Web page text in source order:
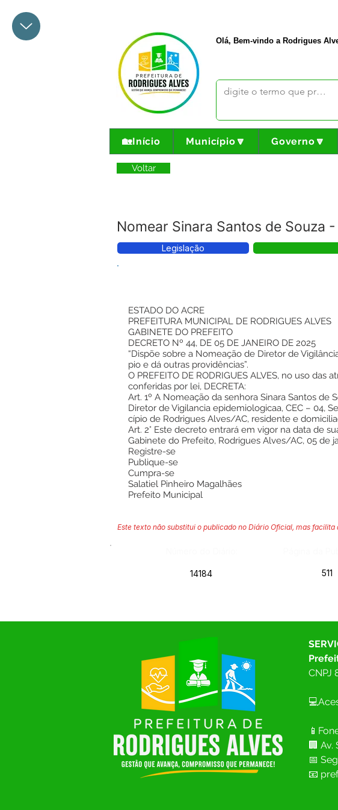
Olá, Bem-vindo a Rodrigues
🏡Início Município🔽 Governo🔽
Voltar
Nomear Sinara Santos de Souza
Legislação
ESTADO DO ACRE
PREFEITURA MUNICIPAL DE RODRIGUES ALVES
GABINETE DO PREFEITO
DECRETO Nº 44, DE 05 DE JANEIRO DE 2025
“Dispõe sobre a Nomeação de Diretor de
pio e dá outras providências”.
O PREFEITO DE RODRIGUES ALVES, no uso das
conferidas por lei, DECRETA:
Art. 1º A Nomeação da senhora Sinara Santos de
Diretor de Vigilancia epidemiologicaa, CEC – 04,
cípio de Rodrigues Alves/AC, residente e
Art. 2° Este decreto entrará em vigor na data de
Gabinete do Prefeito, Rodrigues Alves/AC, 05 de
Registre-se
Publique-se
Cumpra-se
Salatiel Pinheiro Magalhães
Prefeito Municipal
Este texto não substitui o publicado no Diário Oficial, mas
14184 511
CNPJ
🏢 Av.
📅
📧